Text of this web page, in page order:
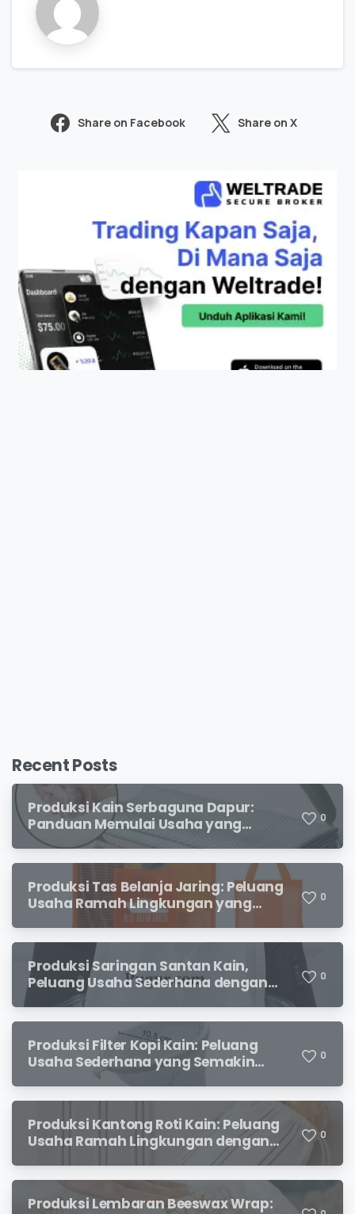
Share on Facebook Share on X
Recent Posts
Produksi Kain Serbaguna Dapur:
Panduan Memulai Usaha yang
Menjanjikan untuk Pebisnis Pemula
0
Produksi Tas Belanja Jaring: Peluang
Usaha Ramah Lingkungan yang
0
Produksi Saringan Santan Kain,
Peluang Usaha Sederhana dengan
Permintaan yang Terus Meningkat
0
Produksi Filter Kopi Kain: Peluang
Usaha Sederhana yang Semakin
Diminati Pecinta Kopi
0
Produksi Kantong Roti Kain: Peluang
Usaha Ramah Lingkungan dengan
0
Produksi Lembaran Beeswax Wrap: